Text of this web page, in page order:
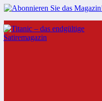
Zum
Inhalt
springen